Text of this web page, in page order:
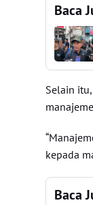
Baca
Selain
kepada
Baca